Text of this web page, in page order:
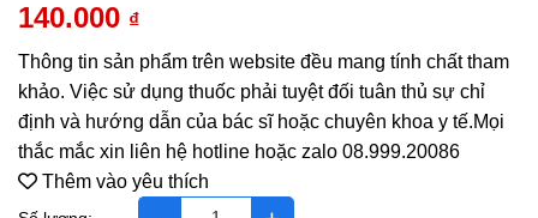
140.000 ₫
Thông tin sản phẩm trên website đều mang tính chất tham
khảo. Việc sử dụng thuốc phải tuyệt đối tuân thủ sự chỉ
định và hướng dẫn của bác sĩ hoặc chuyên khoa y tế.Mọi
thắc mắc xin liên hệ hotline hoặc zalo 08.999.20086
Thêm vào yêu thích